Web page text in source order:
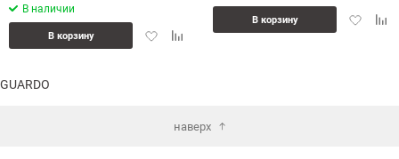
В наличии
ДобавитьДобавить
В корзину
В корзину
GUARDO
наверх